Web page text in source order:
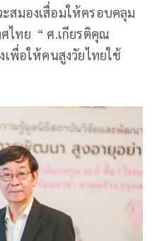
สมองเสื่อมให้ครอบคลุม
ไทย “ ศ.เกียรติคุณ
เพื่อให้คนสูงวัยไทยใช้